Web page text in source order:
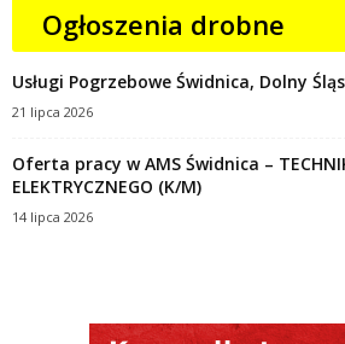
Ogłoszenia drobne
Usługi Pogrzebowe Świdnica, Dolny
21 lipca 2026
Oferta pracy w AMS Świdnica –
ELEKTRYCZNEGO (K/M)
14 lipca 2026